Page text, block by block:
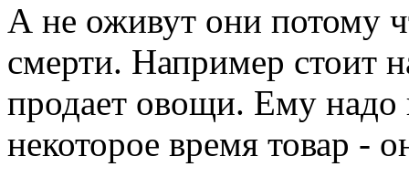
А не оживут они потому
смерти. Например стоит
продает овощи. Ему надо
некоторое время товар -